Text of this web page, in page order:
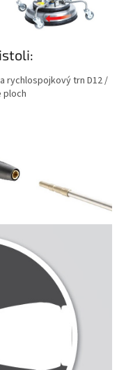
rychlospojkový trn D12 /
ploch